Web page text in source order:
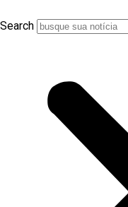
Search